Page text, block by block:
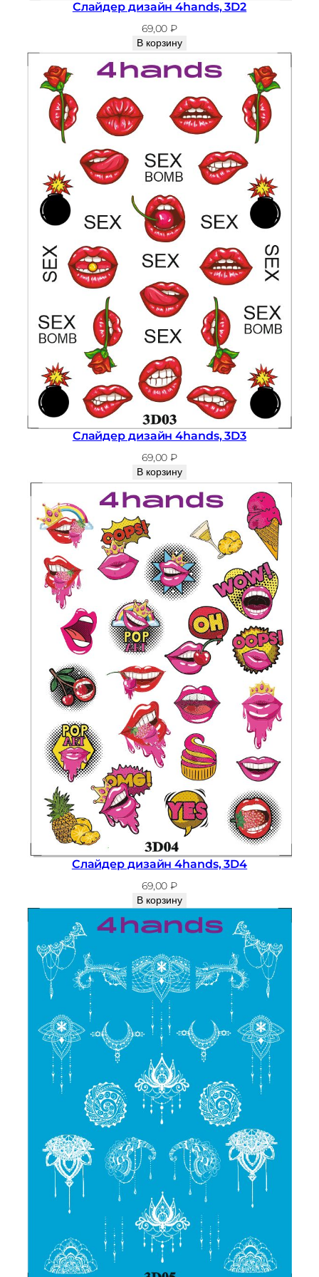
Слайдер дизайн 4hands, 3D2
69,00₽
В корзину
Слайдер дизайн 4hands, 3D3
69,00₽
В корзину
Слайдер дизайн 4hands, 3D4
69,00₽
В корзину